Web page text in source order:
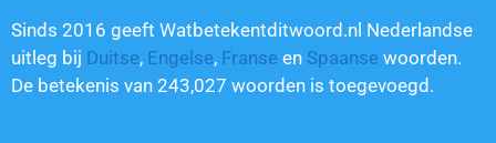
Sinds 2016 geeft Watbetekentditwoord.nl Nederlandse
uitleg bij Duitse, Engelse, Franse en Spaanse woorden.
De betekenis van 243,027 woorden is toegevoegd.